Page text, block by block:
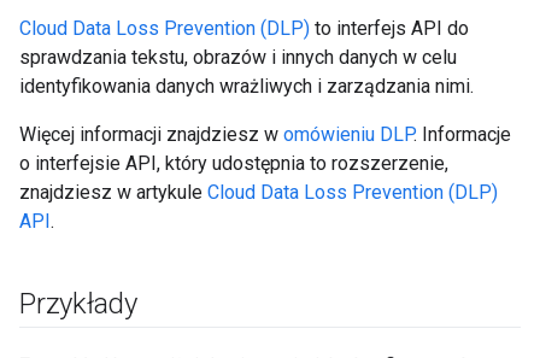
Cloud Data Loss Prevention (DLP) to interfejs API do
sprawdzania tekstu, obrazów i innych danych w celu
identyfikowania danych wrażliwych i zarządzania nimi.
Więcej informacji znajdziesz w omówieniu DLP. Informacje
o interfejsie API, który udostępnia to rozszerzenie,
znajdziesz w artykule Cloud Data Loss Prevention (DLP)
API.
Przykłady